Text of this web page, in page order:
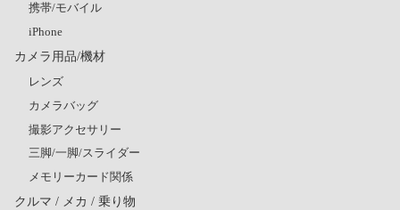
携帯/モバイル
iPhone
カメラ用品/機材
レンズ
カメラバッグ
撮影アクセサリー
三脚/一脚/スライダー
メモリーカード関係
クルマ / メカ / 乗り物